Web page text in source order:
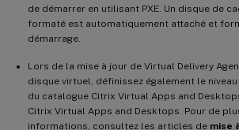
de démarrer en utilisant PXE. Un disque de
formaté est automatiquement attaché et
démarrage.
Lors de la mise à jour de Virtual Delivery
disque virtuel, définissez également le
du catalogue Citrix Virtual Apps and
Citrix Virtual Apps and Desktops. Pour de
informations, consultez les articles de mise